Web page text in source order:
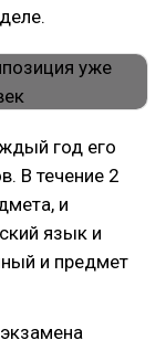
год его
В течение 2
и
язык и
и предмет